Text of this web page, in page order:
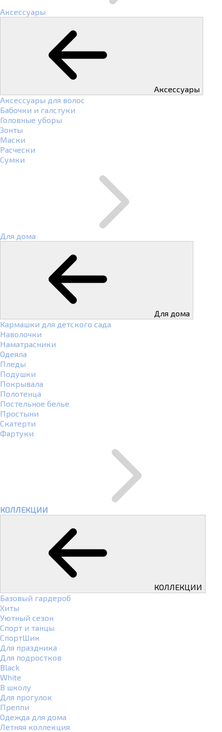
Аксессуары
Аксессуары
Аксессуары для волос
Бабочки и галстуки
Головные уборы
Зонты
Маски
Расчески
Сумки
Для дома
Для дома
Кармашки для детского сада
Наволочки
Наматрасники
Одеяла
Пледы
Подушки
Покрывала
Полотенца
Постельное белье
Простыни
Скатерти
Фартуки
КОЛЛЕКЦИИ
КОЛЛЕКЦИИ
Базовый гардероб
Хиты
Уютный сезон
Спорт и танцы
СпортШик
Для праздника
Для подростков
Black
White
В школу
Для прогулок
Преппи
Одежда для дома
Летняя коллекция